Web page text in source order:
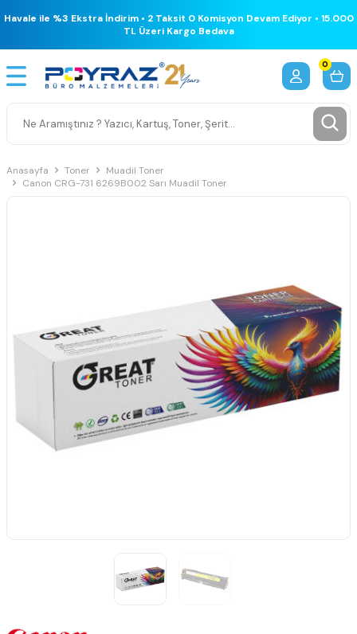
Havale ile %3 Ekstra İndirim • 2 Taksit 0 Komisyon Devam Ediyor • 15.000
TL Üzeri Kargo Bedava
0
Anasayfa Toner
Muadil Toner
Canon CRG-731 6269B002 Sarı Muadil Toner